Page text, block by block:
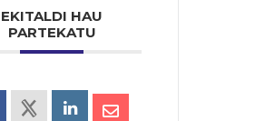
EKITALDI HAU
PARTEKATU